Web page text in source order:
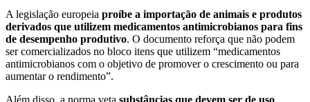
A legislação europeia proíbe a importação de animais e produtos
derivados que utilizem medicamentos antimicrobianos para fins
de desempenho produtivo. O documento reforça que não podem
ser comercializados no bloco itens que utilizem “medicamentos
antimicrobianos com o objetivo de promover o crescimento ou para
aumentar o rendimento”.
Além disso, a norma veta substâncias que devem ser de uso